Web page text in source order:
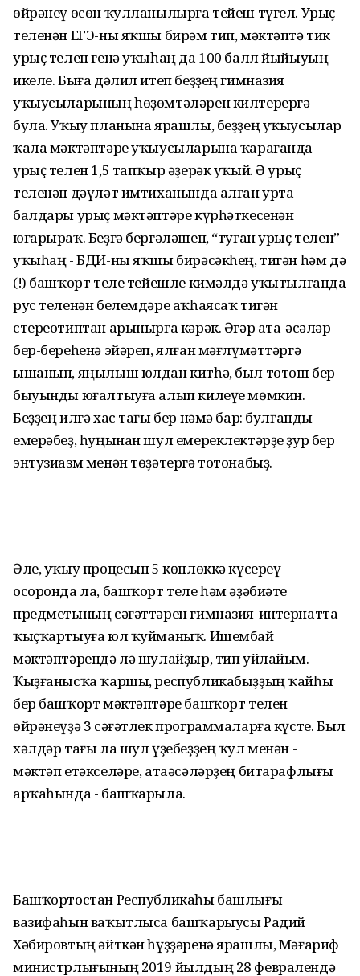
өйрәнеү өсөн ҡулланылырға тейеш түгел. Урыҫ
теленән ЕГЭ-ны яҡшы бирәм тип, мәктәптә тик
урыҫ телен генә уҡыһаң да 100 балл йыйыуың
икеле. Быға дәлил итеп беҙҙең гимназия
уҡыусыларының һөҙөмтәләрен килтерергә
була. Уҡыу планына ярашлы, беҙҙең уҡыусылар
ҡала мәктәптәре уҡыусыларына ҡарағанда
урыҫ телен 1,5 тапҡыр әҙерәк уҡый. Ә урыҫ
теленән дәүләт имтиханында алған урта
балдары урыҫ мәктәптәре күрһәткесенән
юғарыраҡ. Беҙгә бергәләшеп, “туған урыҫ телен”
уҡыһаң - БДИ-ны яҡшы бирәсәкһең, тигән һәм дә
(!) башҡорт теле тейешле кимәлдә уҡытылғанда
рус теленән белемдәре аҡһаясаҡ тигән
стереотиптан арынырға кәрәк. Әгәр ата-әсәләр
бер-береһенә эйәреп, ялған мәғлүмәттәргә
ышанып, яңылыш юлдан китһә, был тотош бер
быуынды юғалтыуға алып килеүе мөмкин.
Беҙҙең илгә хас тағы бер нәмә бар: булғанды
емерәбеҙ, һуңынан шул емереклектәрҙе ҙур бер
энтузиазм менән төҙәтергә тотонабыҙ.
Әле, уҡыу процесын 5 көнлөккә күсереү
осоронда ла, башҡорт теле һәм әҙәбиәте
предметының сәғәттәрен гимназия-интернатта
ҡыҫҡартыуға юл ҡуйманыҡ. Ишембай
мәктәптәрендә лә шулайҙыр, тип уйлайым.
Ҡыҙғанысҡа ҡаршы, республикабыҙҙың ҡайһы
бер башҡорт мәктәптәре башҡорт телен
өйрәнеүҙә 3 сәғәтлек программаларға күсте. Был
хәлдәр тағы ла шул үҙебеҙҙең ҡул менән -
мәктәп етәкселәре, атаәсәләрҙең битарафлығы
арҡаһында - башҡарыла.
Башҡортостан Республикаһы башлығы
вазифаһын ваҡытлыса башҡарыусы Радий
Хәбировтың әйткән һүҙҙәренә ярашлы, Мәғариф
министрлығының 2019 йылдың 28 февралендә